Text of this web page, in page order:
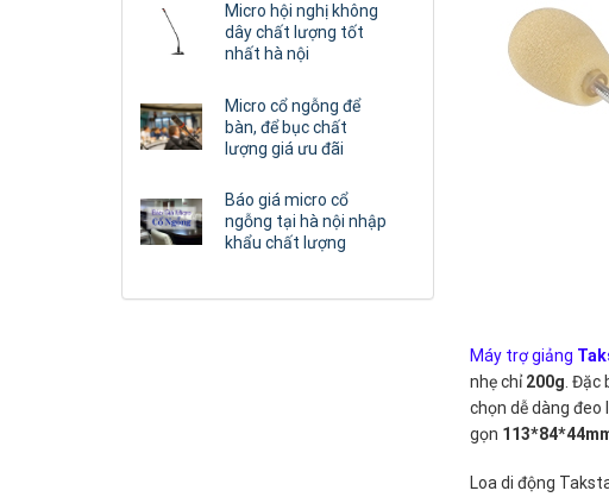
Micro hội nghị không
dây chất lượng tốt
nhất hà nội
Micro cổ ngỗng để
bàn, để bục chất
lượng giá ưu đãi
Báo giá micro cổ
ngỗng tại hà nội nhập
khẩu chất lượng
Máy trợ giảng
nhẹ chỉ200g. Đặc
chọn dễ dàng đeo
gọn
Loa di động